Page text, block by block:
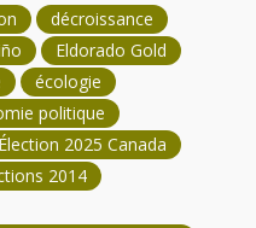
décroissance
Eldorado Gold
écologie
politique
Élection 2025 Canada
2014